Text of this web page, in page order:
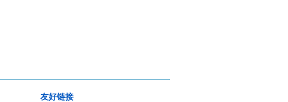
友好链接